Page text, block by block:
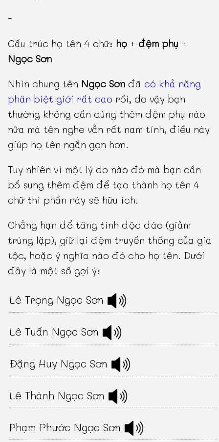
-
Cấu trúc họ tên 4 chữ: họ +đệm phụ +
Ngọc Sơn
Nhìn chung tên Ngọc Sơn đã có khả năng
phân biệt giới rất cao rồi, do vậy bạn
thường không cần dùng thêm đệm phụ nào
nữa mà tên nghe vẫn rất nam tính, điều này
giúp họ tên ngắn gọn hơn.
Tuy nhiên vì một lý do nào đó mà bạn cần
bổ sung thêm đệm để tạo thành họ tên 4
chữ thì phần này sẽ hữu ích.
Chẳng hạn để tăng tính độc đáo (giảm
trùng lặp), giữ lại đệm truyền thống của gia
tộc, hoặc ý nghĩa nào đó cho họ tên. Dưới
đây là một số gợi ý:
Lê Trọng Ngọc Sơn
Lê Tuấn Ngọc Sơn
Đặng Huy Ngọc Sơn
Lê Thành Ngọc Sơn
Phạm Phước Ngọc Sơn